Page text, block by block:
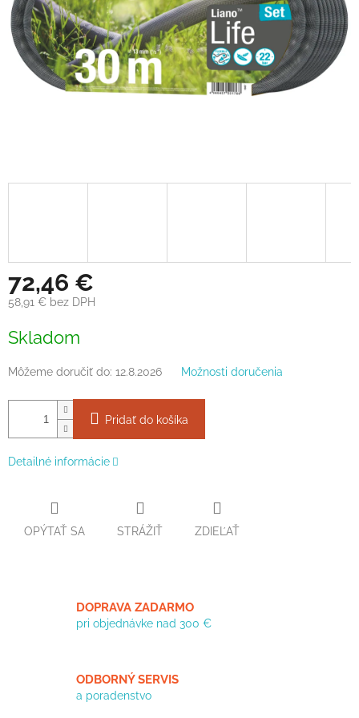
72,46 €
58,91 € bez DPH
cena:
Skladom
Môžeme doručiť do: 12.8.2026 Možnosti doručenia
Pridať do košíka
Detailné informácie
OPÝTAŤ SA STRÁŽIŤ ZDIEĽAŤ
DOPRAVA ZADARMO
pri objednávke nad 300 €
ODBORNÝ SERVIS
a poradenstvo